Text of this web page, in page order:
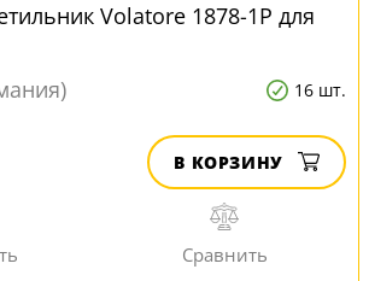
Volatore 1878-1P для
16 шт.
В КОРЗИНУ